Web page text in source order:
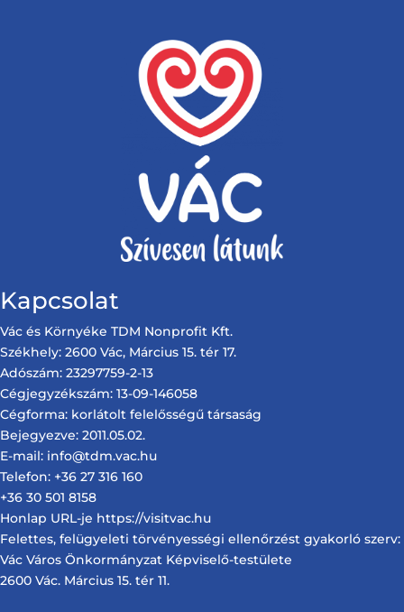
Kapcsolat
Vác és Környéke TDM Nonprofit Kft.
Székhely: 2600 Vác, Március 15. tér 17.
Adószám: 23297759-2-13
Cégjegyzékszám: 13-09-146058
Cégforma: korlátolt felelősségű társaság
Bejegyezve: 2011.05.02.
E-mail: info@tdm.vac.hu
Telefon: +36 27 316 160
+36 30 501 8158
Honlap URL-je https://visitvac.hu
Felettes, felügyeleti törvényességi ellenőrzést gyakorló szerv:
Vác Város Önkormányzat Képviselő-testülete
2600 Vác. Március 15. tér 11.